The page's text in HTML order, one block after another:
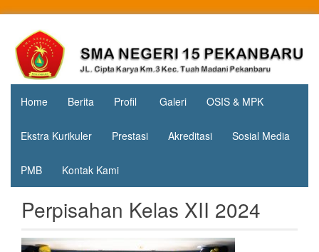
contentSMA
Negeri 15
Pekanbaru
Jl. Cipta
Karya
KM.3, Kec.
Tuah
Madani,
Home Berita Profil Galeri OSIS & MPK
Ekstra Kurikuler Prestasi Akreditasi Sosial Media
PMB Kontak Kami
Perpisahan Kelas XII 2024